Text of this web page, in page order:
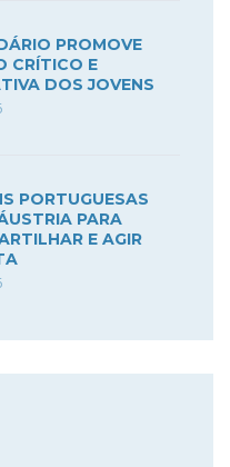
PROMOVE
CRÍTICO E
DOS JOVENS
PORTUGUESAS
PARA
E AGIR